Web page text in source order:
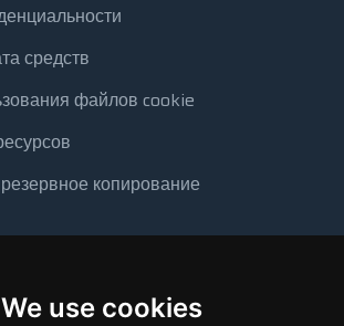
We use cookies
средств
файлов cookie
копирование